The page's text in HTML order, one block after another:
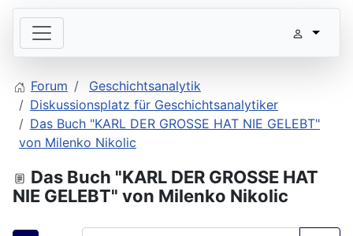
Forum
Geschichtsanalytik
Diskussionsplatz für Geschichtsanalytiker
Das Buch "KARL DER GROSSE HAT NIE GELEBT"
von Milenko Nikolic
Das Buch "KARL DER GROSSE HAT
NIE GELEBT" von Milenko Nikolic